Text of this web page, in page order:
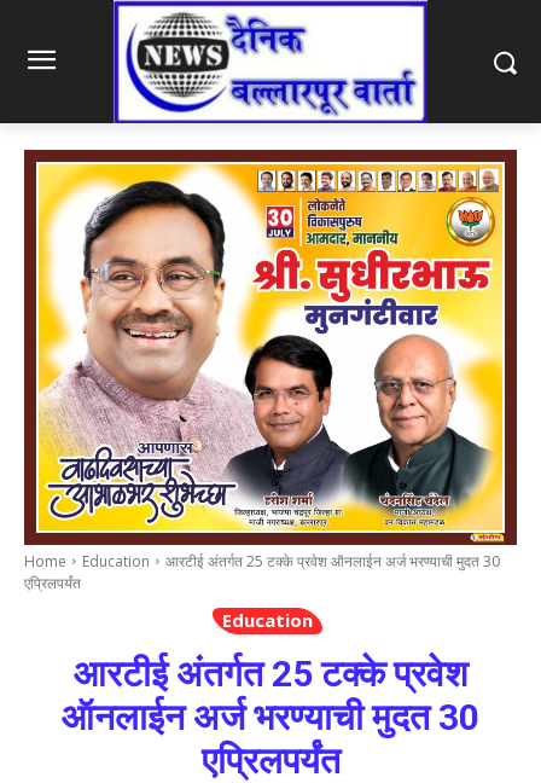
Home Education
आरटीई अंतर्गत 25 टक्के प्रवेश ऑनलाईन अर्ज भरण्याची मुदत 30
एप्रिलपर्यंत
Education
आरटीई अंतर्गत 25 टक्के प्रवेश
ऑनलाईन अर्ज भरण्याची मुदत 30
एप्रिलपर्यंत